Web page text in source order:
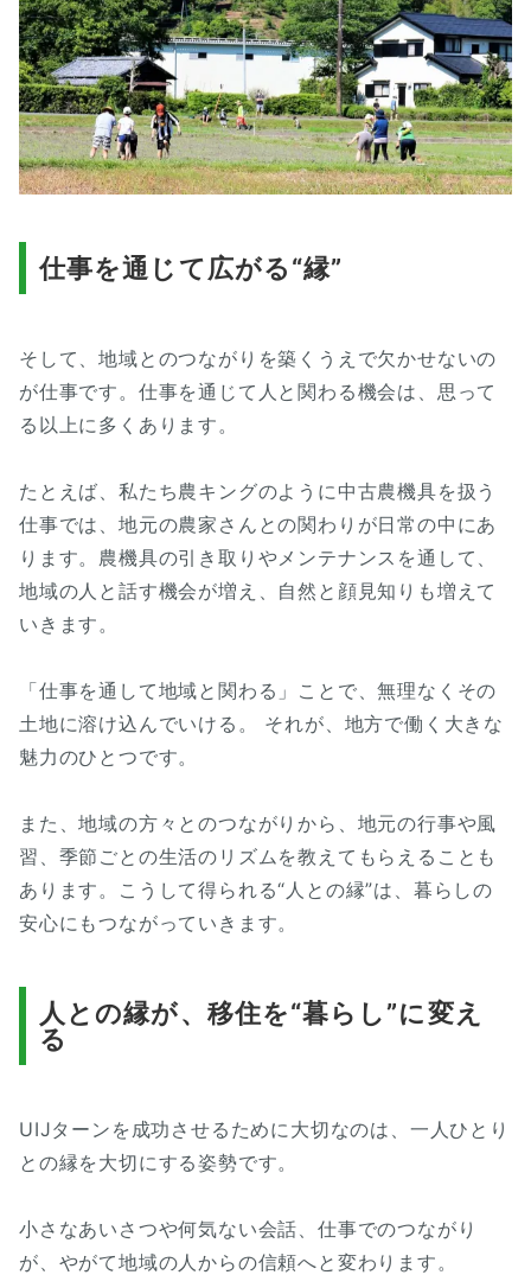
仕事を通じて広がる“縁”
そして、地域とのつながりを築くうえで欠かせないの
が仕事です。仕事を通じて人と関わる機会は、思って
る以上に多くあります。
たとえば、私たち農キングのように中古農機具を扱う
仕事では、地元の農家さんとの関わりが日常の中にあ
ります。農機具の引き取りやメンテナンスを通して、
地域の人と話す機会が増え、自然と顔見知りも増えて
いきます。
「仕事を通して地域と関わる」ことで、無理なくその
土地に溶け込んでいける。 それが、地方で働く大きな
魅力のひとつです。
また、地域の方々とのつながりから、地元の行事や風
習、季節ごとの生活のリズムを教えてもらえることも
あります。こうして得られる“人との縁”は、暮らしの
安心にもつながっていきます。
人との縁が、移住を“暮らし”に変え
る
UIJターンを成功させるために大切なのは、一人ひとり
との縁を大切にする姿勢です。
小さなあいさつや何気ない会話、仕事でのつながり
が、やがて地域の人からの信頼へと変わります。